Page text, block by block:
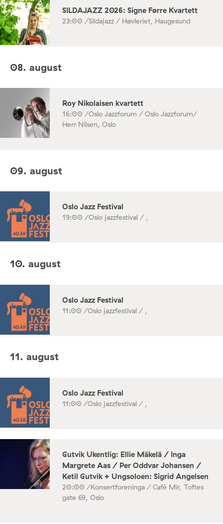
SILDAJAZZ 2026: Signe Førre Kvartett
23:00 /Sildajazz / Høvleriet, Haugesund
08. august
Roy Nikolaisen kvartett
16:00 /Oslo Jazzforum / Oslo Jazzforum/
Herr Nilsen, Oslo
09. august
Oslo Jazz Festival
19:00 /Oslo jazzfestival / ,
10. august
Oslo Jazz Festival
11:00 /Oslo jazzfestival / ,
11. august
Oslo Jazz Festival
11:00 /Oslo jazzfestival / ,
Gutvik Ukentlig: Ellie Mäkelä / Inga
Margrete Aas / Per Oddvar Johansen /
Ketil Gutvik + Ungsoloen: Sigrid Angelsen
20:00 /Konsertforeninga / Café Mir, Toftes
gate 69, Oslo